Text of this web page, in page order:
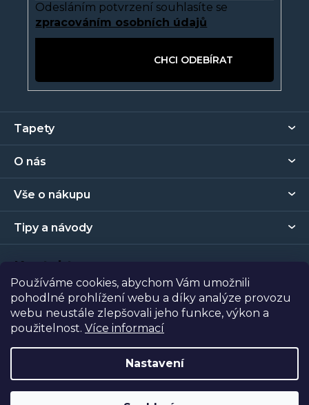
Používáme cookies, abychom Vám umožnili
pohodlné prohlížení webu a díky analýze provozu
webu neustále zlepšovali jeho funkce, výkon a
použitelnost. Více informací
Nastavení
Odesláním potvrzení souhlasíte se
zpracováním osobních údajů
a
í
Tapety
O nás
Vše o nákupu
Tipy a návody
Kontakt
Prodejna
Vytvořil Shoptet| NakódovalShopcode
Copyright 2026Tapety Metro Florenc. Všechna práva
vyhrazena.